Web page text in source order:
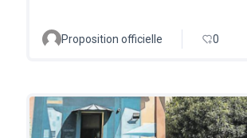
Proposition officielle 0